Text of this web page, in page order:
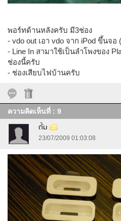
พอร์ทด้านหลังครับ มี3ช่อง
- vdo out เอา vdo จาก iPod ขึ้นจ
- Line In สามาใช้เป็นลำโพงของ
ช่องนี้ครับ
- ช่องเสียบไฟบ้านครับ
ความคิดเห็นที่ : 9
ตั้ม
23/07/2009 01:03:08